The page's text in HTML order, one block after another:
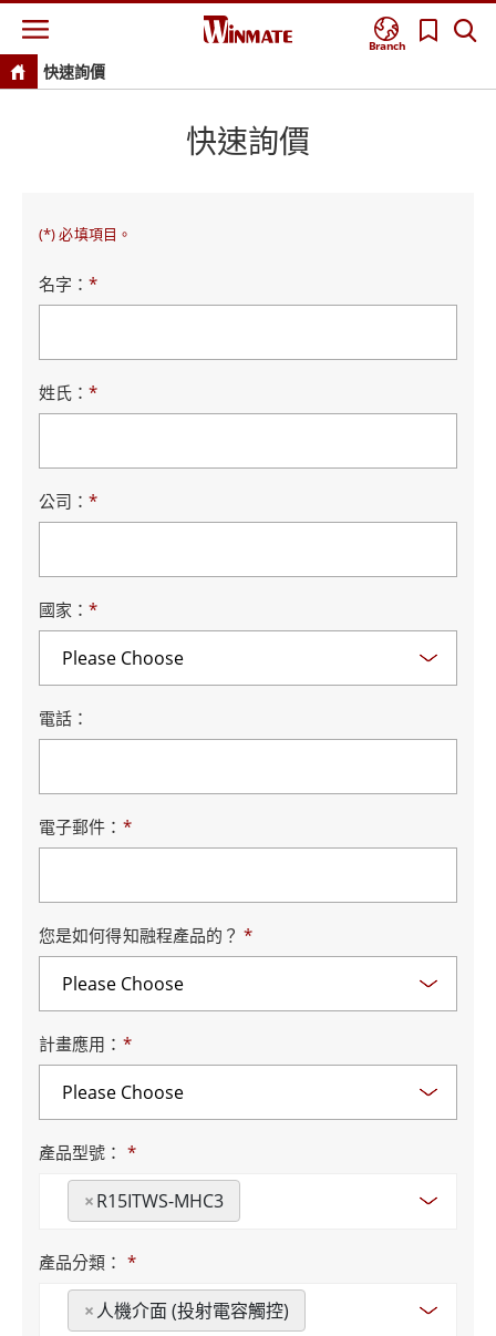
Branch
快速詢價
快速詢價
(*) 必填項目。
名字：*
姓氏：*
公司：*
國家：*
電話：
電子郵件： *
您是如何得知融程產品的？*
計畫應用： *
產品型號： *
×R15ITWS-MHC3
產品分類： *
×人機介面 (投射電容觸控)